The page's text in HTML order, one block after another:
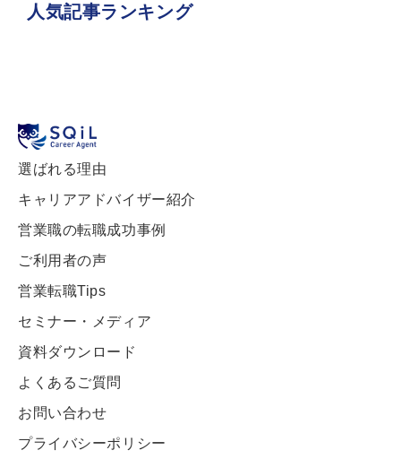
人気記事ランキング
選ばれる理由
キャリアアドバイザー紹介
営業職の転職成功事例
ご利用者の声
営業転職Tips
セミナー・メディア
資料ダウンロード
よくあるご質問
お問い合わせ
プライバシーポリシー